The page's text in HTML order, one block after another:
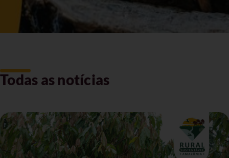
Todas as notícias